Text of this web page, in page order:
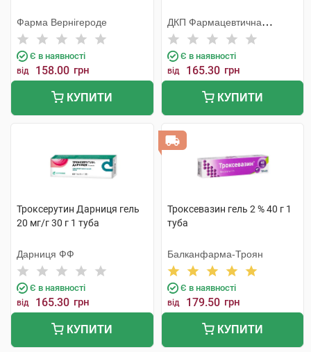
Фарма Вернігероде
Є в наявності
від 158.00 грн
КУПИТИ
ДКП Фармацевтична
фабрика
Є в наявності
від 165.30 грн
КУПИТИ
Троксерутин Дарниця гель
20 мг/г 30 г 1 туба
Дарниця ФФ
Є в наявності
від 165.30 грн
КУПИТИ
Троксевазин гель 2 % 40 г 1
туба
Балканфарма-Троян
Є в наявності
від 179.50 грн
КУПИТИ